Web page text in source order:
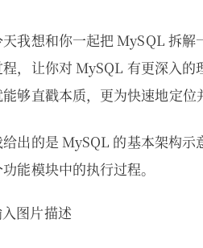
天我想和你一起把 MySQL 拆
，让你对 MySQL 有更深入
够直戳本质，更为快速地定位
出的是 MySQL 的基本架构
能模块中的执行过程。